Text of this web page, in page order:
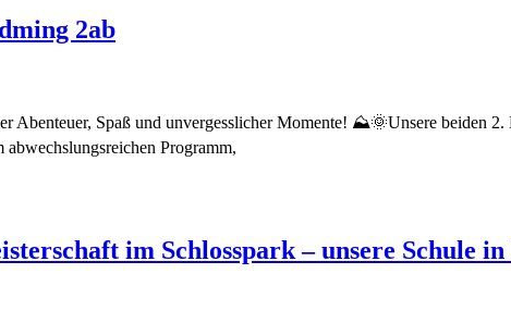
2ab
Spaß und unvergesslicher Momente! ⛰️🌞Unsere beiden 2.
abwechslungsreichen Programm,
im Schlosspark – unsere Schule in